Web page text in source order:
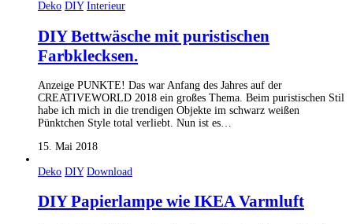
Deko DIY Interieur
DIY Bettwäsche mit puristischen
Farbklecksen.
Anzeige PUNKTE! Das war Anfang des Jahres auf der
CREATIVEWORLD 2018 ein großes Thema. Beim puristischen Stil
habe ich mich in die trendigen Objekte im schwarz weißen
Pünktchen Style total verliebt. Nun ist es…
15. Mai 2018
Deko DIY Download
DIY Papierlampe wie IKEA Varmluft